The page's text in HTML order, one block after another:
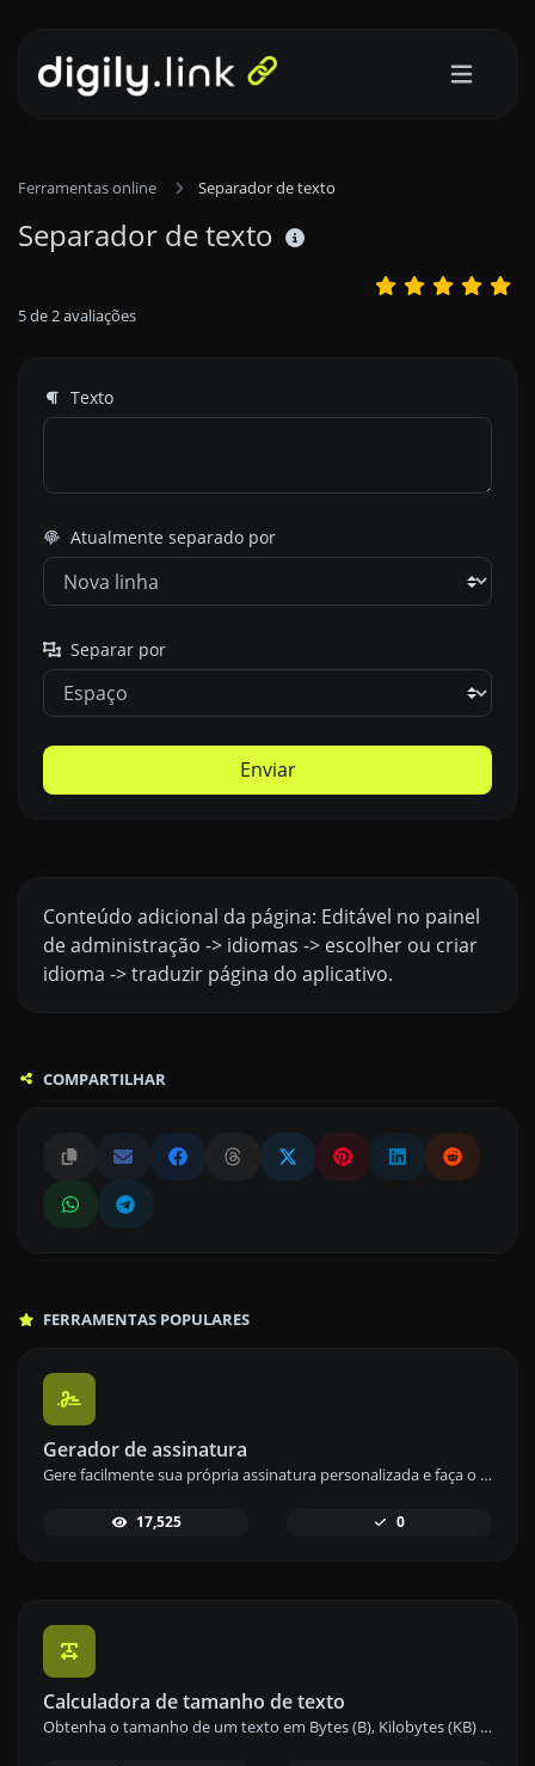
Ferramentas online Separador de texto
Separador de texto
5de2avaliações
Texto
Atualmente separado por
Separar por
Enviar
Conteúdo adicional da página: Editável no painel
de administração -> idiomas -> escolher ou criar
idioma -> traduzir página do aplicativo.
COMPARTILHAR
FERRAMENTAS POPULARES
Gerador de assinatura
Gere facilmente sua própria assinatura personalizada e faça o download com facilidade.
17,525 0
Calculadora de tamanho de texto
Obtenha o tamanho de um texto em Bytes (B), Kilobytes (KB) ou Megabytes (MB).